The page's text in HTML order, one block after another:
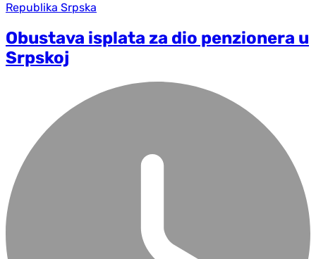
Republika Srpska
Obustava isplata za dio penzionera u
Srpskoj